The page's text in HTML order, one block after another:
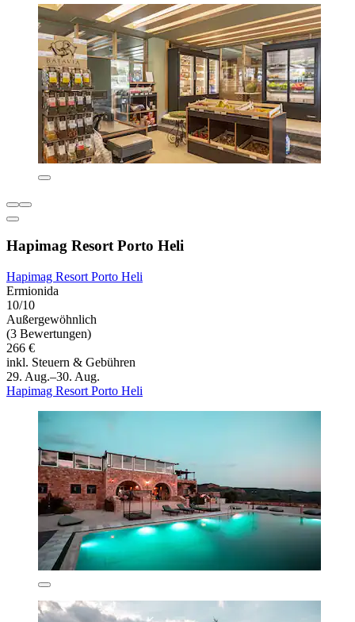
Hapimag Resort Porto Heli
Hapimag Resort Porto Heli
Ermionida
10/10
Außergewöhnlich
(3 Bewertungen)
266 €
inkl. Steuern & Gebühren
29. Aug.–30. Aug.
Hapimag Resort Porto Heli